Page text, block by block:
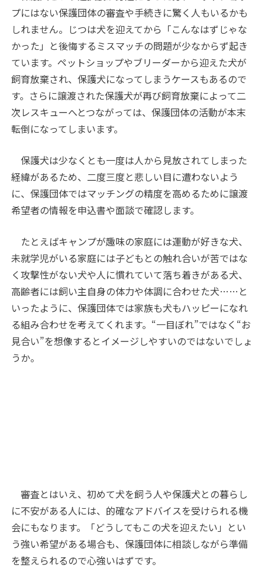
プにはない保護団体の審査や手続きに驚く人もいるかも
しれません。じつは犬を迎えてから「こんなはずじゃな
かった」と後悔するミスマッチの問題が少なからず起き
ています。ペットショップやブリーダーから迎えた犬が
飼育放棄され、保護犬になってしまうケースもあるので
す。さらに譲渡された保護犬が再び飼育放棄によって二
次レスキューへとつながっては、保護団体の活動が本末
転倒になってしまいます。
保護犬は少なくとも一度は人から見放されてしまった
経緯があるため、二度三度と悲しい目に遭わないよう
に、保護団体ではマッチングの精度を高めるために譲渡
希望者の情報を申込書や面談で確認します。
たとえばキャンプが趣味の家庭には運動が好きな犬、
未就学児がいる家庭には子どもとの触れ合いが苦ではな
く攻撃性がない犬や人に慣れていて落ち着きがある犬、
高齢者には飼い主自身の体力や体調に合わせた犬……と
いったように、保護団体では家族も犬もハッピーになれ
る組み合わせを考えてくれます。“一目ぼれ”ではなく“お
見合い”を想像するとイメージしやすいのではないでしょ
うか。
審査とはいえ、初めて犬を飼う人や保護犬との暮らし
に不安がある人には、的確なアドバイスを受けられる機
会にもなります。「どうしてもこの犬を迎えたい」とい
う強い希望がある場合も、保護団体に相談しながら準備
を整えられるので心強いはずです。